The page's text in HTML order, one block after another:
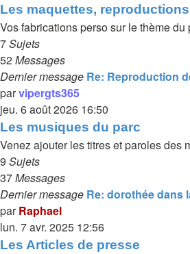
Les maquettes,
Vos fabrications perso sur le thème du
7Sujets
52Messages
Dernier message Re: Reproduction
parvipergts365
jeu. 6 août 2026 16:50
Les musiques du parc
Venez ajouter les titres et paroles des
9 Sujets
37Messages
Dernier message Re: dorothée dans
parRaphael
lun. 7 avr. 2025 12:56
Les Articles de presse